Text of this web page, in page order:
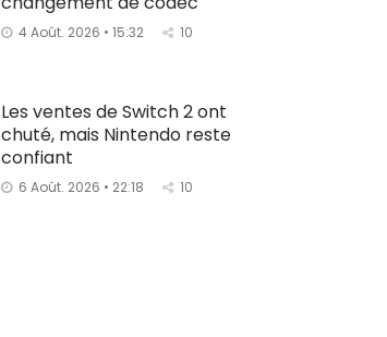
4 Août. 2026 • 15:32 10
Les ventes de Switch 2 ont
chuté, mais Nintendo reste
confiant
6 Août. 2026 • 22:18 10